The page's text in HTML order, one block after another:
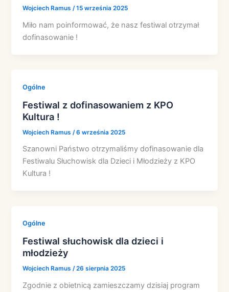
Wojciech Ramus/15 września 2025
Miło nam poinformować, że nasz festiwal otrzymał
dofinasowanie !
Ogólne
Festiwal z dofinasowaniem z KPO
Kultura !
Wojciech Ramus /6 września 2025
Szanowni Państwo otrzymaliśmy dofinasowanie dla
Festiwalu Słuchowisk dla Dzieci i Młodzieży z KPO
Kultura !
Ogólne
Festiwal słuchowisk dla dzieci i
młodzieży
Wojciech Ramus/26 sierpnia 2025
Zgodnie z obietnicą zamieszczamy dzisiaj program